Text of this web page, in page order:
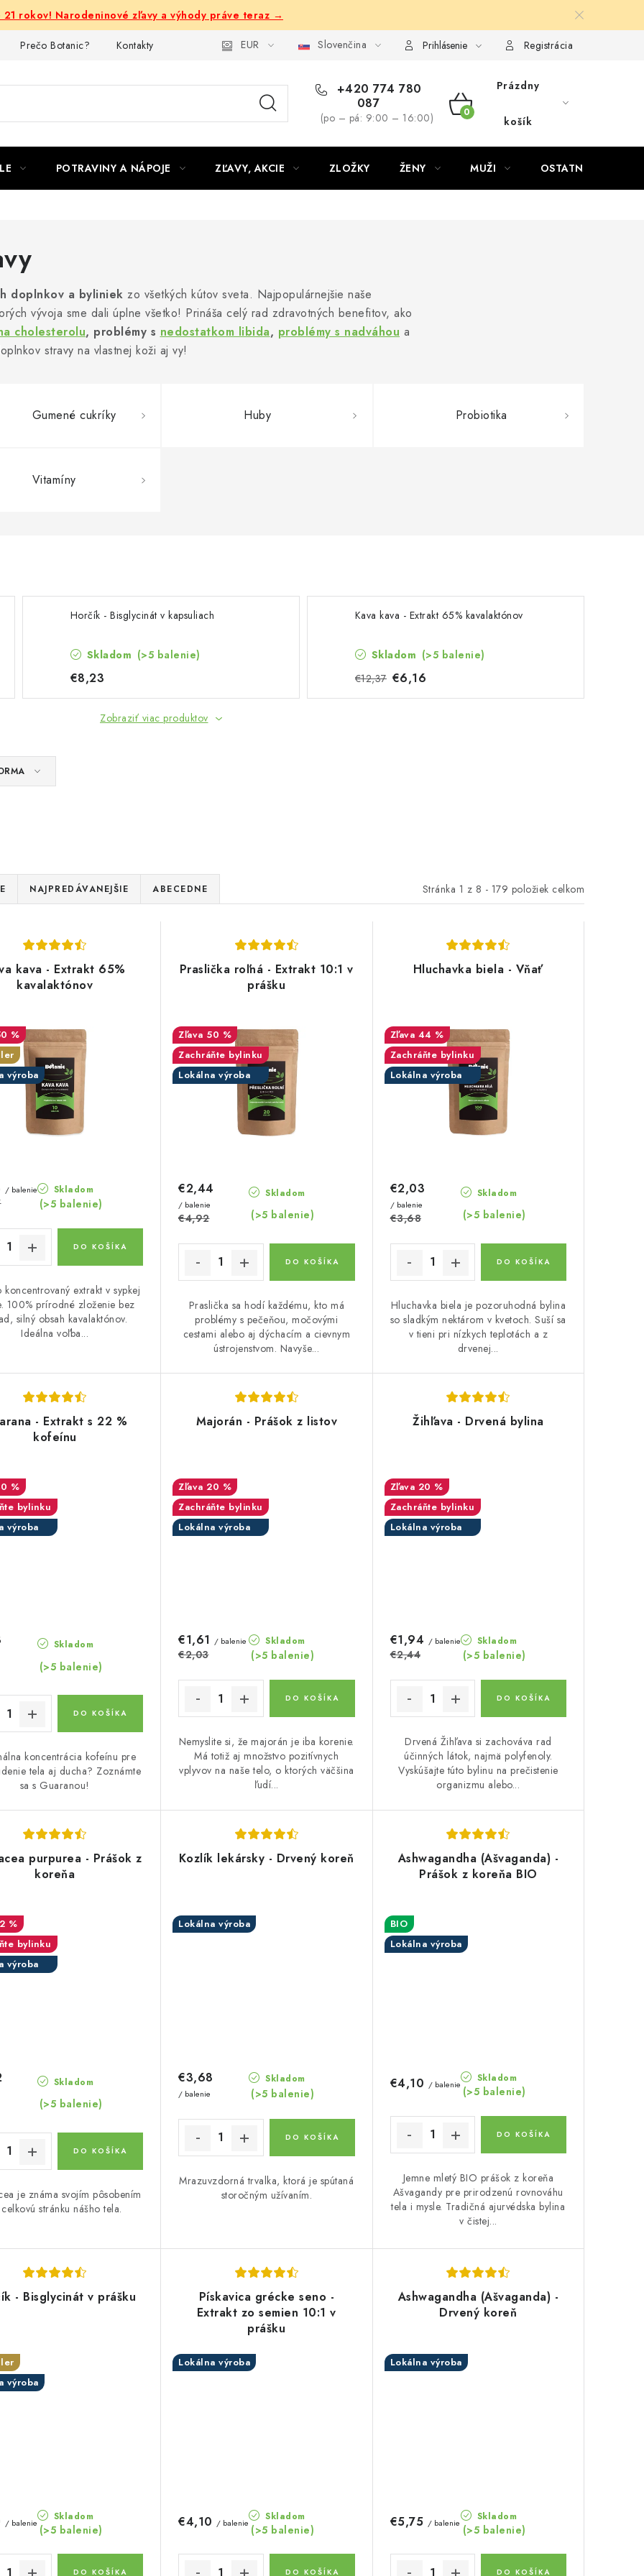
21 rokov! Narodeninové zľavy a výhody práve teraz →
Prečo Botanic? Kontakty EUR Slovenčina Prihlásenie Registrácia
+420 774 780
087
(po – pá: 9:00 – 16:00)
NÁKUPNÝ
Prázdny
košík
POTRAVINY A NÁPOJE ZĽAVY, AKCIE ZLOŽKY ŽENY MUŽI OSTATNÉ
doplnkov a byliniek zo všetkých kútov sveta. Najpopulárnejšie naše
vývoja sme dali úplne všetko! Prináša celý rad zdravotných benefitov, ako
cholesterolu, problémy s nedostatkom libida, problémy s nadváhou a
stravy na vlastnej koži aj vy!
Gumené cukríky Huby Probiotika
Vitamíny
Horčík - Bisglycinát v kapsuliach
Skladom (>5 balenie)
€8,23
Kava kava - Extrakt 65% kavalaktónov
Skladom (>5 balenie)
€12,37 €6,16
Zobraziť viac produktov
Stránka 1 z 8 - 179 položiek celkom
NAJPREDÁVANEJŠIE ABECEDNE
kava - Extrakt 65%
kavalaktónov
%
výroba
Skladom
(>5 balenie)
/ balenie
DO KOŠÍKA
koncentrovaný extrakt v sypkej
100% prírodné zloženie bez
silný obsah kavalaktónov.
Ideálna voľba...
Praslička roľná - Extrakt 10:1 v
prášku
50 %
Zachráňte bylinku
Lokálna výroba
Skladom
(>5 balenie)
€2,44
/ balenie
€4,92
DO KOŠÍKA
Praslička sa hodí každému, kto má
problémy s pečeňou, močovými
cestami alebo aj dýchacím a cievnym
ústrojenstvom. Navyše...
Hluchavka biela - Vňať
44 %
Zachráňte bylinku
Lokálna výroba
Skladom
(>5 balenie)
€2,03
/ balenie
€3,68
DO KOŠÍKA
Hluchavka biela je pozoruhodná bylina
so sladkým nektárom v kvetoch. Suší sa
v tieni pri nízkych teplotách a z
drvenej...
- Extrakt s 22 %
kofeínu
%
bylinku
výroba
Skladom
(>5 balenie)
DO KOŠÍKA
koncentrácia kofeínu pre
tela aj ducha? Zoznámte
sa s Guaranou!
Majorán - Prášok z listov
20 %
Zachráňte bylinku
Lokálna výroba
Skladom
(>5 balenie)
€1,61 / balenie
€2,03
DO KOŠÍKA
Nemyslite si, že majorán je iba korenie.
Má totiž aj množstvo pozitívnych
vplyvov na naše telo, o ktorých väčšina
ľudí...
Žihľava - Drvená bylina
20 %
Zachráňte bylinku
Lokálna výroba
Skladom
(>5 balenie)
€1,94 / balenie
€2,44
DO KOŠÍKA
Drvená Žihľava si zachováva rad
účinných látok, najmä polyfenoly.
Vyskúšajte túto bylinu na prečistenie
organizmu alebo...
purpurea - Prášok z
koreňa
%
bylinku
výroba
Skladom
(>5 balenie)
DO KOŠÍKA
je známa svojím pôsobením
stránku nášho tela.
Kozlík lekársky - Drvený koreň
Lokálna výroba
Skladom
(>5 balenie)
€3,68
/ balenie
DO KOŠÍKA
Mrazuvzdorná trvalka, ktorá je spútaná
storočným užívaním.
Ashwagandha (Ašvaganda) -
Prášok z koreňa BIO
BIO
Lokálna výroba
Skladom
(>5 balenie)
€4,10 / balenie
DO KOŠÍKA
Jemne mletý BIO prášok z koreňa
Ašvagandy pre prirodzenú rovnováhu
tela i mysle. Tradičná ajurvédska bylina
v čistej...
- Bisglycinát v prášku
výroba
Skladom
(>5 balenie)
/ balenie
DO KOŠÍKA
Pískavica grécke seno -
Extrakt zo semien 10:1 v
prášku
Lokálna výroba
Skladom
(>5 balenie)
€4,10 / balenie
DO KOŠÍKA
Ashwagandha (Ašvaganda) -
Drvený koreň
Lokálna výroba
Skladom
(>5 balenie)
€5,75 / balenie
DO KOŠÍKA